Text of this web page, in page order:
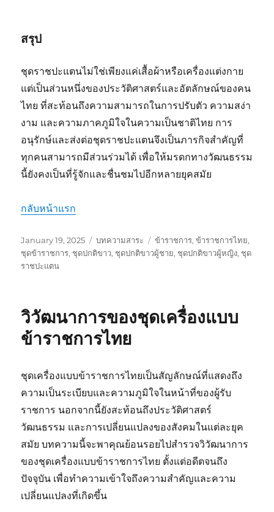
สรุป
ชุดราชปะแตนไม่ใช่เพียงแค่เสื้อผ้าหรือเครื่องแต่งกาย
แต่เป็นส่วนหนึ่งของประวัติศาสตร์และอัตลักษณ์ของคน
ไทย ที่สะท้อนถึงความสามารถในการปรับตัว ความสง่า
งาม และความภาคภูมิใจในความเป็นชาติไทย การ
อนุรักษ์และส่งต่อชุดราชปะแตนจึงเป็นภารกิจสำคัญที่
ทุกคนสามารถมีส่วนร่วมได้ เพื่อให้มรดกทางวัฒนธรรม
นี้ยังคงเป็นที่รู้จักและชื่นชมไปอีกหลายยุคสมัย
กลับหน้าแรก
Posted
on
January 19, 2025 Categories
บทความสาระ Tags
ข้าราชการ,ข้าราชการไทย,
ชุดข้าราชการ, ชุดปกติขาว, ชุดปกติขาวผู้ชาย, ชุดปกติขาวผู้หญิง, ชุด
ราชปะแตน
วิวัฒนาการของชุดเครื่องแบบ
ข้าราชการไทย
ชุดเครื่องแบบข้าราชการไทยเป็นสัญลักษณ์ที่แสดงถึง
ความเป็นระเบียบและความภูมิใจในหน้าที่ของผู้รับ
ราชการ นอกจากนี้ยังสะท้อนถึงประวัติศาสตร์
วัฒนธรรม และการเปลี่ยนแปลงของสังคมในแต่ละยุค
สมัย บทความนี้จะพาคุณย้อนรอยไปสำรวจวิวัฒนาการ
ของชุดเครื่องแบบข้าราชการไทย ตั้งแต่อดีตจนถึง
ปัจจุบัน เพื่อทำความเข้าใจถึงความสำคัญและความ
เปลี่ยนแปลงที่เกิดขึ้น